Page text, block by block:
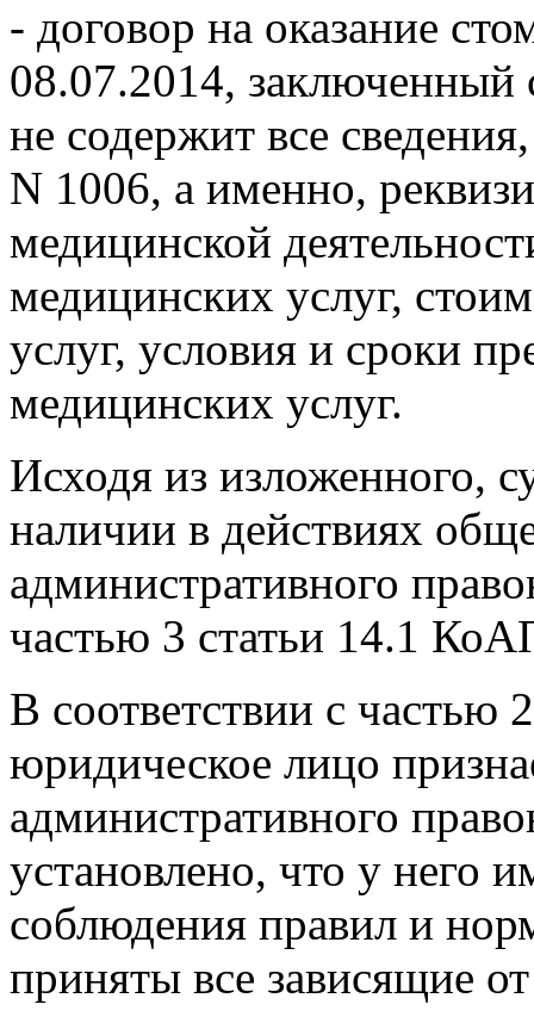
- договор на оказание
08.07.2014,
не содержит все
N 1006, а именно,
медицинской
медицинских услуг,
услуг, условия и сроки
медицинских услуг.
Исходя из изложенного,
наличии в действиях
административного
частью 3 статьи 14.1
В соответствии с
юридическое лицо
административного
установлено, что у него
соблюдения правил и
приняты все зависящие